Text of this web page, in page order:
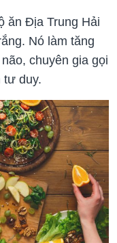
ăn Địa Trung Hải
Nó làm tăng
chuyên gia gọi
tư duy.